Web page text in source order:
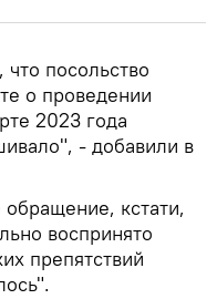
посольство
о проведении
2023 года
- добавили в
кстати,
воспринято
препятствий